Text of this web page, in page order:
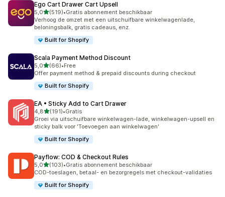
Ego Cart Drawer Cart Upsell
5,0van 5 sterren
(519)
519 recensies in totaal
•Gratis abonnement beschikbaar
Verhoog de omzet met een uitschuifbare winkelwagenlade,
beloningsbalk, gratis cadeaus, enz.
Built for Shopify
Scala Payment Method Discount
5,0van 5 sterren
(66)
66 recensies in totaal
•Free
Offer payment method & prepaid discounts during checkout
Built for Shopify
EA • Sticky Add to Cart Drawer
4,8van 5 sterren
(191)
191 recensies in totaal
•Gratis
Groei via uitschuifbare winkelwagen-lade, winkelwagen-upsell en
sticky balk voor 'Toevoegen aan winkelwagen'
Built for Shopify
Payflow: COD & Checkout Rules
5,0van 5 sterren
(103)
103 recensies in totaal
•Gratis abonnement beschikbaar
COD-toeslagen, betaal- en bezorgregels met checkout-validaties
Built for Shopify